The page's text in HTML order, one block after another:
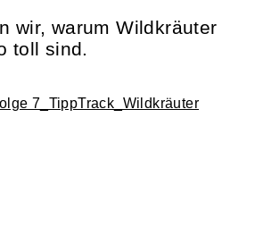
wir, warum Wildkräuter
toll sind.